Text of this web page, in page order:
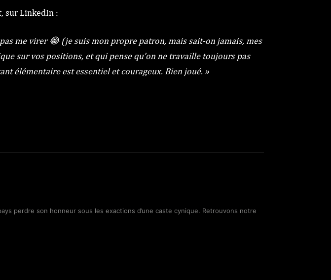
sur LinkedIn :
me virer 😂 (je suis mon propre patron, mais sait-on jamais, mes
sur vos positions, et qui pense qu’on ne travaille toujours pas
élémentaire est essentiel et courageux. Bien joué. »
perdre son honneur sous les exactions d’une caste cynique. Retrouvons notre